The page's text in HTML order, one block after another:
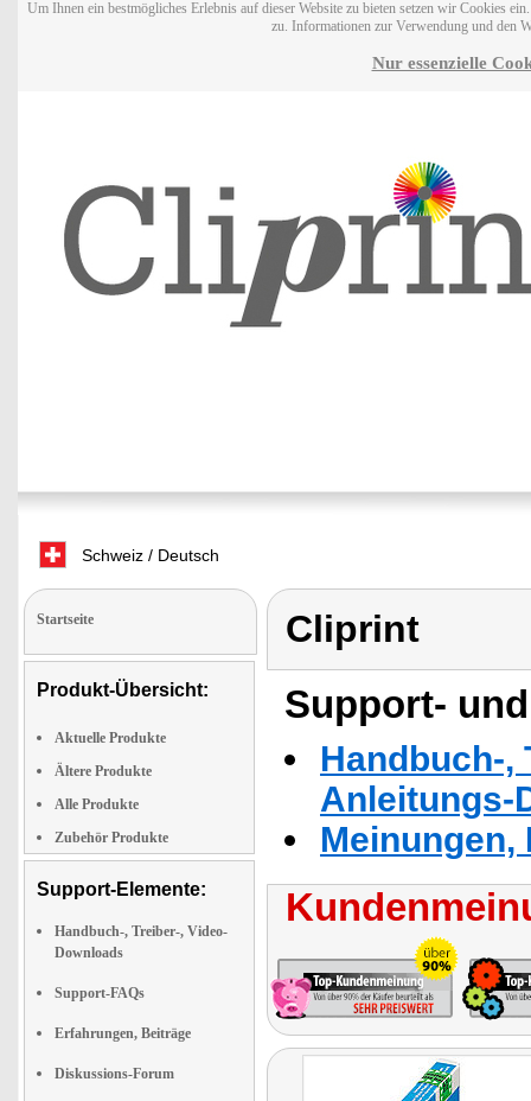
Um Ihnen ein bestmögliches Erlebnis auf dieser Website zu bieten setzen wir Cookies
zu. Informationen zur Verwendung und den
Nur essenzielle
Schweiz / Deutsch
Startseite
Produkt-Übersicht:
Aktuelle Produkte
Ältere Produkte
Alle Produkte
Zubehör Produkte
Support-Elemente:
Handbuch-, Treiber-, Video-
Downloads
Support-FAQs
Erfahrungen, Beiträge
Diskussions-Forum
Cliprint
Support-
Handbuch-,
Anleitungs-